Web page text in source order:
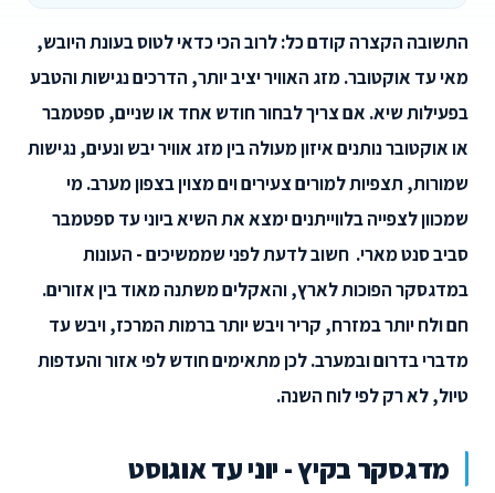
התשובה הקצרה קודם כל: לרוב הכי כדאי לטוס בעונת היובש,
מאי עד אוקטובר. מזג האוויר יציב יותר, הדרכים נגישות והטבע
בפעילות שיא. אם צריך לבחור חודש אחד או שניים, ספטמבר
או אוקטובר נותנים איזון מעולה בין מזג אוויר יבש ונעים, נגישות
שמורות, תצפיות למורים צעירים וים מצוין בצפון מערב. מי
שמכוון לצפייה בלווייתנים ימצא את השיא ביוני עד ספטמבר
סביב סנט מארי. חשוב לדעת לפני שממשיכים - העונות
במדגסקר הפוכות לארץ, והאקלים משתנה מאוד בין אזורים.
חם ולח יותר במזרח, קריר ויבש יותר ברמות המרכז, ויבש עד
מדברי בדרום ובמערב. לכן מתאימים חודש לפי אזור והעדפות
טיול, לא רק לפי לוח השנה.
מדגסקר בקיץ - יוני עד אוגוסט